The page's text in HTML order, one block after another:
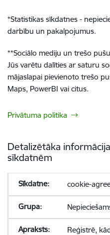
*Statistikas sīkdatnes -
darbību un pakalpojumus.
**Sociālo mediju un trešo
Jūs varētu dalīties ar saturu
mājaslapai pievienoto trešo
Maps, PowerBI vai citus.
Privātuma politika
Detalizētāka
sīkdatnēm
cookie-
Reģistrē,